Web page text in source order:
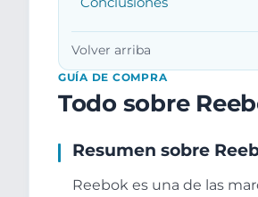
Volver arriba
GUÍA DE COMPRA
Todo sobre
Resumen sobre
Reebok es una de las